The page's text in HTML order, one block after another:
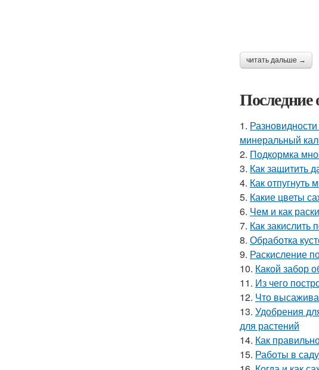
читать дальше →
Последние
1.
минеральный
2. Подкормка
3. Как защитить
4. Как
5. Какие цветы
6. Чем и как
7. Как закислить
8. Обработка
9. Раскисление
10. Какой забор
11. Из чего
12. Что
13. Удобрения
для растений
14. Как
15. Работы в